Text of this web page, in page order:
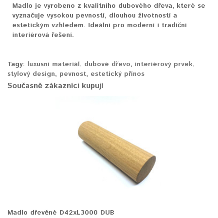
Madlo je vyrobeno z kvalitního dubového dřeva, které se
vyznačuje vysokou pevností, dlouhou životností a
estetickým vzhledem. Ideální pro moderní i tradiční
interiérová řešení.
Tagy: luxusní materiál, dubové dřevo, interiérový prvek,
stylový design, pevnost, estetický přínos
Současně zákazníci kupují
Madlo dřevěné D42xL3000 DUB